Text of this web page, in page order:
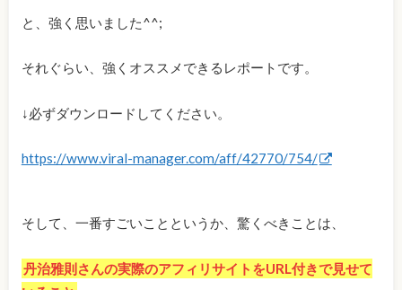
と、強く思いました^^;
それぐらい、強くオススメできるレポートです。
↓必ずダウンロードしてください。
https://www.viral-manager.com/aff/42770/754/
そして、一番すごいことというか、驚くべきことは、
丹治雅則さんの実際のアフィリサイトをURL付きで見せて